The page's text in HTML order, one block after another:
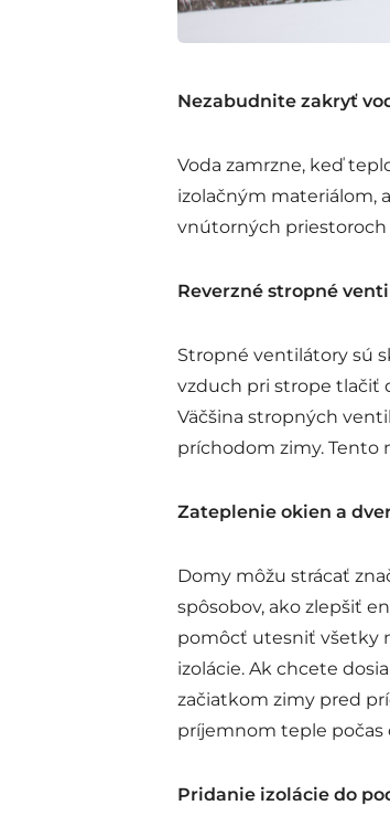
Nezabudnite zakryť
Voda zamrzne, keď
izolačným materiálom,
vnútorných priestoroch
Reverzné stropné
Stropné ventilátory sú
vzduch pri strope tlačiť
Väčšina stropných
príchodom zimy. Tento
Zateplenie okien a
Domy môžu strácať
spôsobov, ako zlepšiť
pomôcť utesniť všetky
izolácie. Ak chcete
začiatkom zimy pred
príjemnom teple počas
Pridanie izolácie do